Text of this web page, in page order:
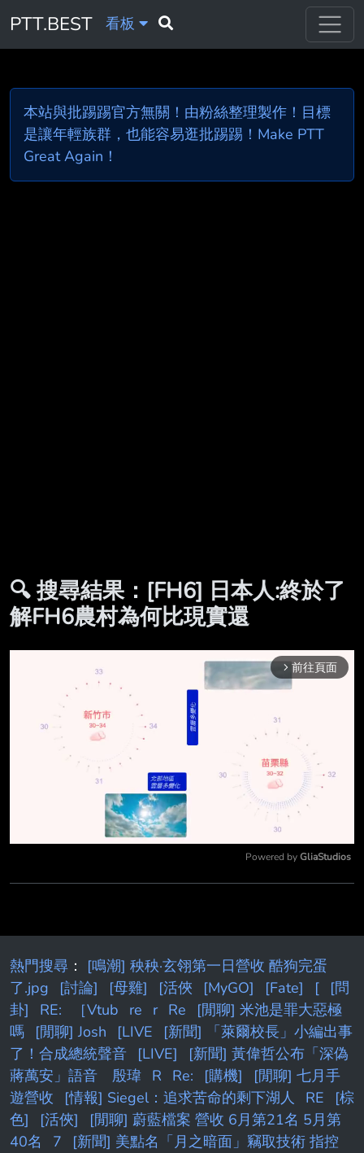
PTT.BEST 看板
本站與批踢踢官方無關！由粉絲整理製作！目標
是讓年輕族群，也能容易逛批踢踢！Make PTT
Great Again！
🔍 搜尋結果：[FH6] 日本人:終於了
解FH6農村為何比現實還
arrow_forward_ios 前往頁面
Powered by GliaStudios
熱門搜尋 ： [鳴潮] 秧秧·玄翎第一日營收 酷狗完蛋
了.jpg
[討論] [母雞] [活俠 [MyGO] [Fate] [
[問
卦]
RE: ［Vtub re r Re
[閒聊] 米池是罪大惡極
嗎
[閒聊] Josh [LIVE
[新聞] 「萊爾校長」小編出事
了！合成總統聲音
[LIVE]
[新聞] 黃偉哲公布「深偽
蔣萬安」語音 殷瑋 R Re: [購機]
[閒聊] 七月手
遊營收
[情報] Siegel：追求苦命的剩下湖人 RE
[棕
色]
[活俠]
[閒聊] 蔚藍檔案 營收 6月第21名 5月第
40名
7
[新聞] 美點名「月之暗面」竊取技術 指控